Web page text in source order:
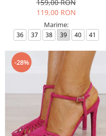
159,00 RON
119,00 RON
Marime:
36 37 38 39 40 41
-28%